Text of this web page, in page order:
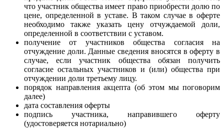
что участник общества имеет право приобрести долю по
цене, определенной в уставе. В таком случае в оферте
необходимо также указать цену отчуждаемой доли,
определенной в соответствии с уставом.
получение от участников общества согласия на
отчуждение доли. Данные сведения вносятся в оферту в
случае, если участник общества обязан получить
согласие остальных участников и (или) общества при
отчуждении доли третьему лицу.
порядок направления акцепта (об этом мы поговорим
далее)
дата составления оферты
подпись участника, направившего оферту
(удостоверяется нотариально)